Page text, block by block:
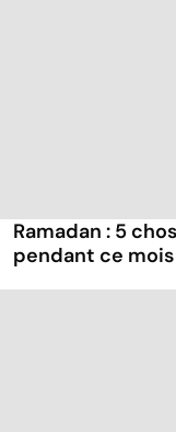
Ramadan : 5
pendant ce